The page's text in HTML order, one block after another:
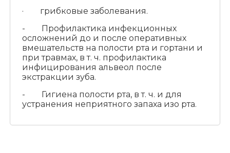
· грибковые заболевания.
- Профилактика инфекционных
осложнений до и после оперативных
вмешательств на полости рта и гортани и
при травмах, в т. ч. профилактика
инфицирования альвеол после
экстракции зуба.
- Гигиена полости рта, в т. ч. и для
устранения неприятного запаха изо рта.